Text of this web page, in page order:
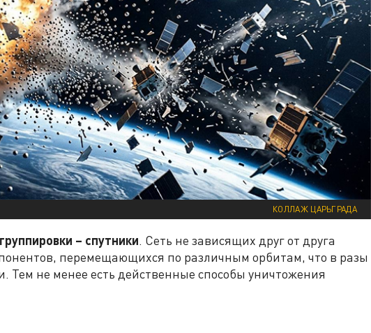
КОЛЛАЖ ЦАРЬГРАДА
– спутники. Сеть не зависящих друг от друга
перемещающихся по различным орбитам, что в разы
Тем не менее есть действенные способы уничтожения